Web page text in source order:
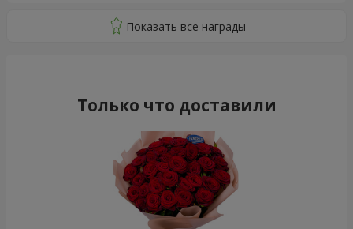
Только что доставили